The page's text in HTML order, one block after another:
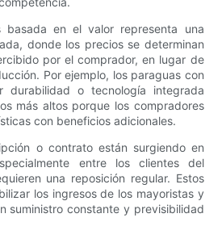
basada en el valor representa una
donde los precios se determinan
por el comprador, en lugar de
Por ejemplo, los paraguas con
durabilidad o tecnología integrada
más altos porque los compradores
con beneficios adicionales.
o contrato están surgiendo en
entre los clientes del
una reposición regular. Estos
los ingresos de los mayoristas y
suministro constante y previsibilidad